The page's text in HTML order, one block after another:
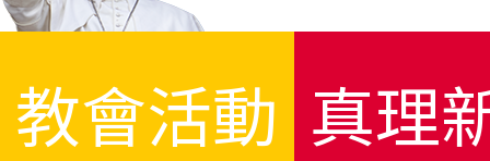
教會活動 真理